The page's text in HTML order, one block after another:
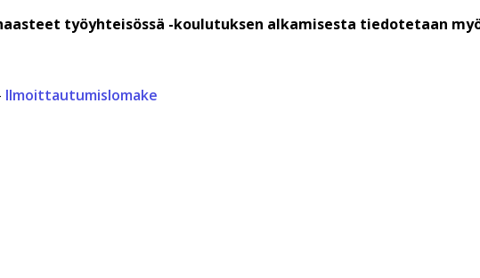
työyhteisössä -koulutuksen alkamisesta tiedotetaan
Ilmoittautumislomake